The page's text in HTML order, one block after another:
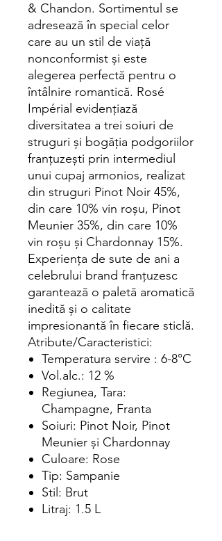
& Chandon. Sortimentul se
adresează în special celor
care au un stil de viaţă
nonconformist şi este
alegerea perfectă pentru o
întâlnire romantică. Rosé
Impérial evidenţiază
diversitatea a trei soiuri de
struguri şi bogăţia podgoriilor
franţuzeşti prin intermediul
unui cupaj armonios, realizat
din struguri Pinot Noir 45%,
din care 10% vin roşu, Pinot
Meunier 35%, din care 10%
vin roşu şi Chardonnay 15%.
Experienţa de sute de ani a
celebrului brand franţuzesc
garantează o paletă aromatică
inedită şi o calitate
impresionantă în fiecare sticlă.
Atribute/Caracteristici:
Temperatura servire : 6-8°C
Vol.alc.: 12 %
Regiunea, Tara:
Champagne, Franta
Soiuri: Pinot Noir, Pinot
Meunier şi Chardonnay
Culoare: Rose
Tip: Sampanie
Stil: Brut
Litraj: 1.5 L